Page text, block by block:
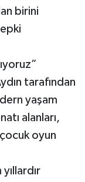
birini
tarafından
yaşam
alanları,
oyun